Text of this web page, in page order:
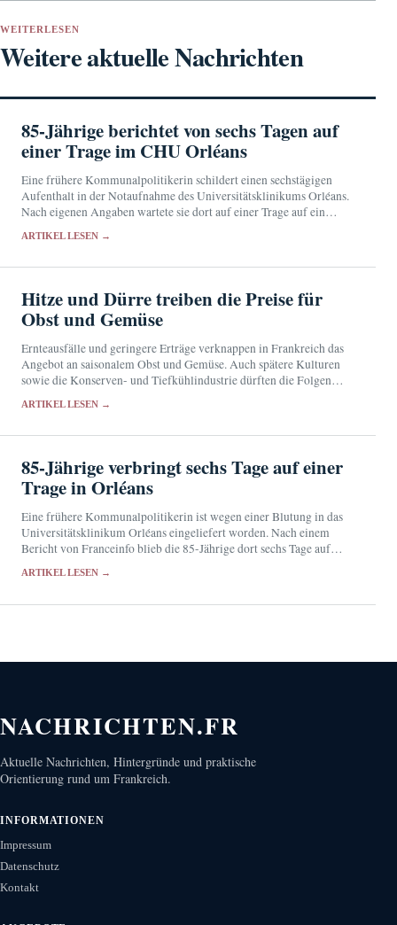
WEITERLESEN
Weitere aktuelle Nachrichten
85-Jährige berichtet von sechs Tagen auf
einer Trage im CHU Orléans
Eine frühere Kommunalpolitikerin schildert einen sechstägigen
Aufenthalt in der Notaufnahme des Universitätsklinikums Orléans.
Nach eigenen Angaben wartete sie dort auf einer Trage auf ein
ARTIKEL LESEN →
Hitze und Dürre treiben die Preise für
Obst und Gemüse
Ernteausfälle und geringere Erträge verknappen in Frankreich das
Angebot an saisonalem Obst und Gemüse. Auch spätere Kulturen
sowie die Konserven- und Tiefkühlindustrie dürften die Folgen
ARTIKEL LESEN →
85-Jährige verbringt sechs Tage auf einer
Trage in Orléans
Eine frühere Kommunalpolitikerin ist wegen einer Blutung in das
Universitätsklinikum Orléans eingeliefert worden. Nach einem
Bericht von Franceinfo blieb die 85-Jährige dort sechs Tage auf
ARTIKEL LESEN →
NACHRICHTEN.FR
Aktuelle Nachrichten, Hintergründe und praktische
Orientierung rund um Frankreich.
INFORMATIONEN
Impressum
Datenschutz
Kontakt